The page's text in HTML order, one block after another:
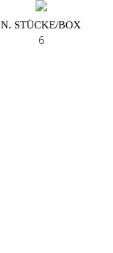
N. STÜCKE/BOX
6